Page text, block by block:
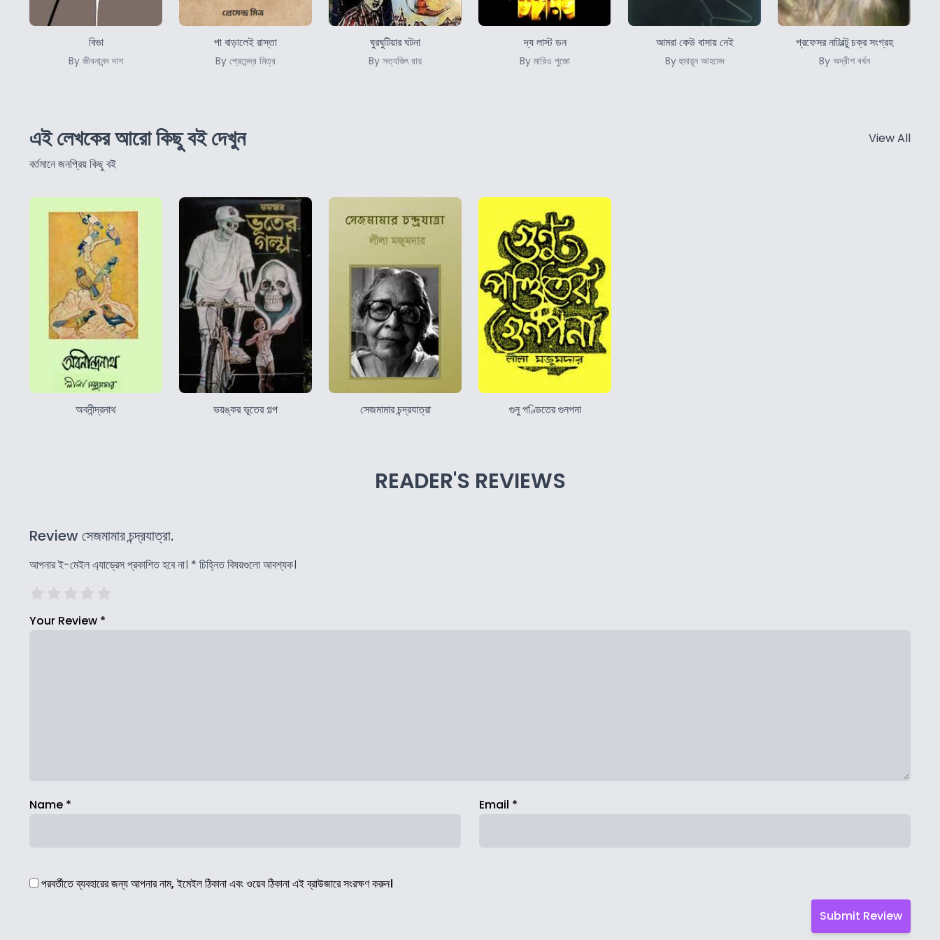
বিভা
By জীবনানন্দ দাশ
পা বাড়ালেই রাস্তা
By প্রেমেন্দ্র মিত্র
ঘুরঘুটিয়ার ঘটনা
By সত্যজিৎ রায়
দ্য লাস্ট ডন
By মারিও পুজো
আমরা কেউ বাসায় নেই
By হুমায়ূন আহমেদ
প্রফেসর নাটবল্টু চক্র সংগ্রহ
By অদ্রীশ বর্ধন
এই লেখকের আরো কিছু বই দেখুন
বর্তমানে জনপ্রিয় কিছু বই
View All
অবনীন্দ্রনাথ ভয়ঙ্কর ভূতের গল্প সেজমামার চন্দ্রযাত্রা গুনু পণ্ডিতের গুনপনা
READER'S REVIEWS
Review সেজমামার চন্দ্রযাত্রা.
আপনার ই-মেইল এ্যাড্রেস প্রকাশিত হবে না। * চিহ্নিত বিষয়গুলো আবশ্যক।
Your Review *
Name * Email *
পরবর্তীতে ব্যবহারের জন্য আপনার নাম, ইমেইল ঠিকানা এবং ওয়েব ঠিকানা এই ব্রাউজারে সংরক্ষণ করুন।